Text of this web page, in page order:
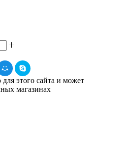
этого сайта и может
магазинах